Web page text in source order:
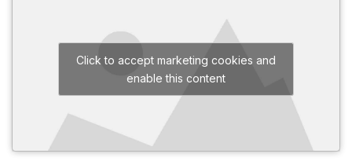
Click to accept marketing cookies and
enable this content